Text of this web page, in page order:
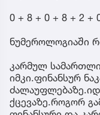
0 + 8 + 0 + 8 + 2 +
ნუმეროლოგიაში
კარმულ
იმკი.ფინანსურ
ქცევაზე.როგორ